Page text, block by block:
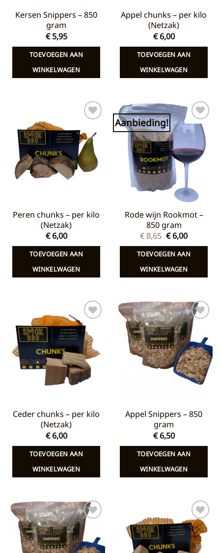
Kersen Snippers – 850
gram
€5,95
TOEVOEGEN AAN
WINKELWAGEN
Appel chunks – per kilo
(Netzak)
€6,00
TOEVOEGEN AAN
WINKELWAGEN
Toevoegen
aan
verlanglijst
Peren chunks – per kilo
(Netzak)
€6,00
TOEVOEGEN AAN
WINKELWAGEN
Aanbieding! Toevoegen
aan
verlanglijst
Rode wijn Rookmot –
850 gram
€8,65
prijs
was:
€ 8,65.
€6,00Huidige
is:
€ 6,00.
TOEVOEGEN AAN
WINKELWAGEN
Toevoegen
aan
verlanglijst
Ceder chunks – per kilo
(Netzak)
€6,00
TOEVOEGEN AAN
WINKELWAGEN
Toevoegen
aan
verlanglijst
Appel Snippers – 850
gram
€6,50
TOEVOEGEN AAN
WINKELWAGEN
Toevoegen
aan
verlanglijst
Toevoegen
aan
verlanglijst